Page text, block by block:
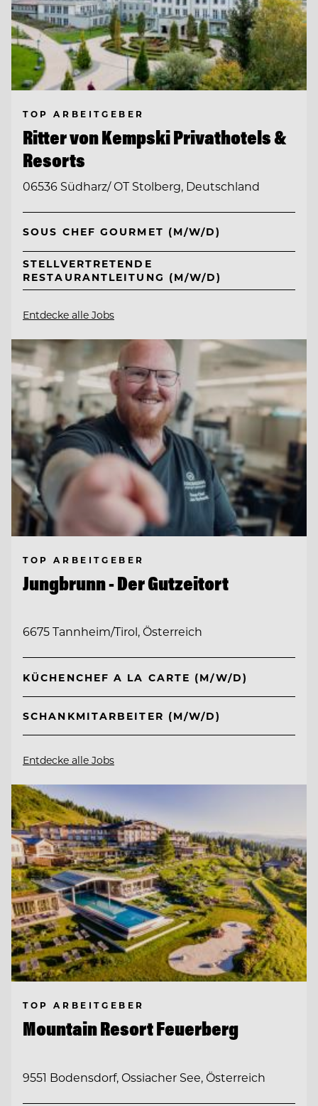
TOP ARBEITGEBER
Ritter von Kempski Privathotels &
Resorts
06536 Südharz/ OT Stolberg, Deutschland
SOUS CHEF GOURMET (M/W/D)
STELLVERTRETENDE
RESTAURANTLEITUNG (M/W/D)
Entdecke alle Jobs
TOP ARBEITGEBER
Jungbrunn - Der Gutzeitort
6675 Tannheim/Tirol, Österreich
KÜCHENCHEF A LA CARTE (M/W/D)
SCHANKMITARBEITER (M/W/D)
Entdecke alle Jobs
TOP ARBEITGEBER
Mountain Resort Feuerberg
9551 Bodensdorf, Ossiacher See, Österreich